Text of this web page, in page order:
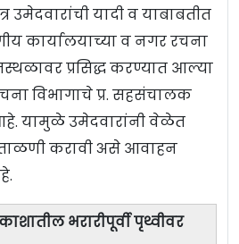
उमेदवारांची यादी व याबाबतीत
कार्यालयाच्या व नगर रचना
प्रसिद्ध करण्यात आल्या
विभागाचे प्र. सहसंचालक
यामुळे उमेदवारांनी वेळेत
करावी असे आवाहन
भरारीपूर्वी पृथ्वीवर